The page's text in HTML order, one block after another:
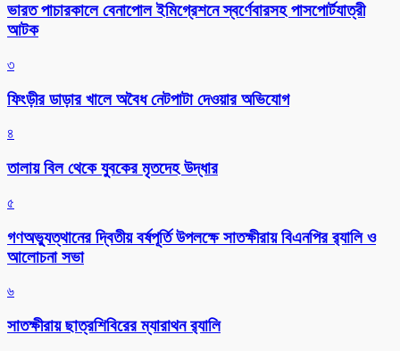
ভারত পাচারকালে বেনাপোল ইমিগ্রেশনে স্বর্ণেবারসহ পাসপোর্টযাত্রী
আটক
৩
ফিংড়ীর ডাড়ার খালে অবৈধ নেটপাটা দেওয়ার অভিযোগ
৪
তালায় বিল থেকে যুবকের মৃতদেহ উদ্ধার
৫
গণঅভ্যুত্থানের দ্বিতীয় বর্ষপূর্তি উপলক্ষে সাতক্ষীরায় বিএনপির র‌্যালি ও
আলোচনা সভা
৬
সাতক্ষীরায় ছাত্রশিবিরের ম্যারাথন র‌্যালি